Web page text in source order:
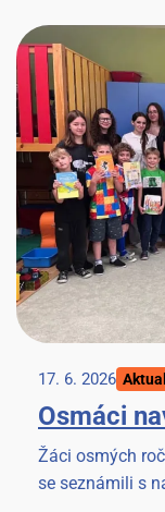
17. 6. 2026
Osmáci
Žáci osmých
se seznámili s